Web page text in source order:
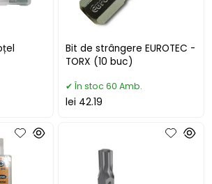
Bit de strângere EUROTEC -
TORX (10 buc)
În stoc 60 Amb.
lei 42.19